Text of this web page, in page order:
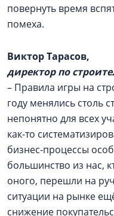
повернуть время
помеха.
Виктор Тарасов,
директор по
– Правила игры на
году менялись столь
непонятно для всех
как-то
бизнес-процессы
большинство из нас,
оного, перешли на
ситуации на рынке
снижение